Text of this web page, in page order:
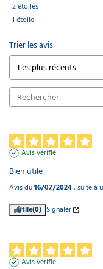
2étoiles
1 étoile
Trier les avis
Avis vérifié
Bien utile
Avis du16/07/2024, suite à
Utile(0) Signaler
Avis vérifié